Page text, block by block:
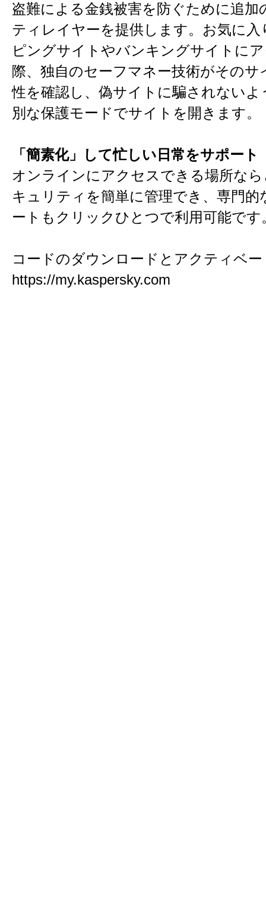
盗難による金銭被害を防ぐために追加
ティレイヤーを提供します。お気に
ピングサイトやバンキングサイトに
際、独自のセーフマネー技術がそのサ
性を確認し、偽サイトに騙されないよ
別な保護モードでサイトを開きます。
「簡素化」して忙しい日常をサポート
オンラインにアクセスできる場所な
キュリティを簡単に管理でき、専門的
ートもクリックひとつで利用可能です
コードのダウンロードとアクティベ
https://my.kaspersky.com